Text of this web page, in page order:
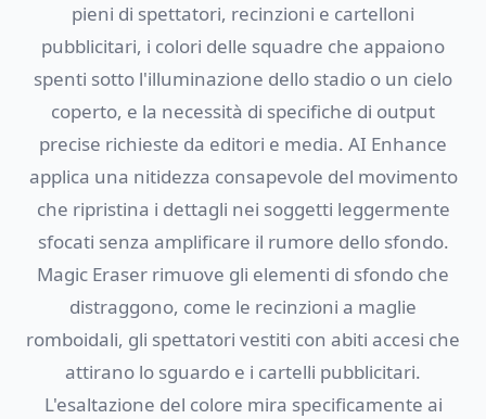
pieni di spettatori, recinzioni e cartelloni
pubblicitari, i colori delle squadre che appaiono
spenti sotto l'illuminazione dello stadio o un cielo
coperto, e la necessità di specifiche di output
precise richieste da editori e media. AI Enhance
applica una nitidezza consapevole del movimento
che ripristina i dettagli nei soggetti leggermente
sfocati senza amplificare il rumore dello sfondo.
Magic Eraser rimuove gli elementi di sfondo che
distraggono, come le recinzioni a maglie
romboidali, gli spettatori vestiti con abiti accesi che
attirano lo sguardo e i cartelli pubblicitari.
L'esaltazione del colore mira specificamente ai